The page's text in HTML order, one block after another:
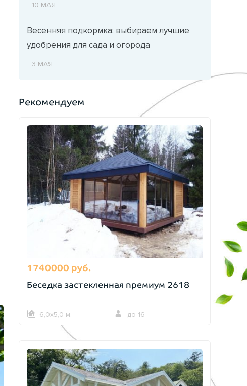
10 МАЯ
Весенняя подкормка: выбираем лучшие
удобрения для сада и огорода
3 МАЯ
Рекомендуем
1740000 руб.
Беседка застекленная премиум 2618
6,0х5,0 м. до 16